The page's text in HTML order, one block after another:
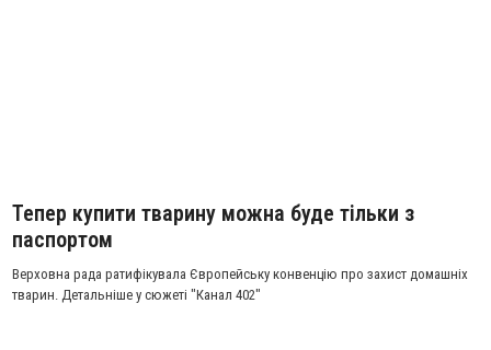
Тепер купити тварину можна буде тільки з
паспортом
Верховна рада ратифікувала Європейську конвенцію про захист домашніх
тварин. Детальніше у сюжеті "Канал 402"